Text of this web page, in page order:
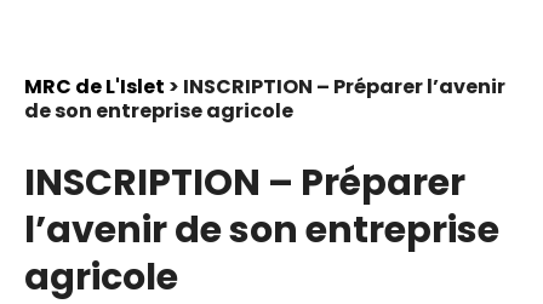
MRC de L'Islet > INSCRIPTION – Préparer l’avenir
de son entreprise agricole
INSCRIPTION – Préparer
l’avenir de son entreprise
agricole